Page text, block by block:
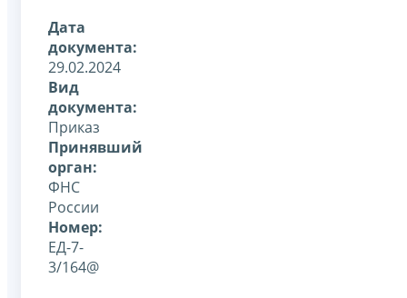
Дата
документа:
29.02.2024
Вид
документа:
Приказ
Принявший
орган:
ФНС
России
Номер:
ЕД-7-
3/164@